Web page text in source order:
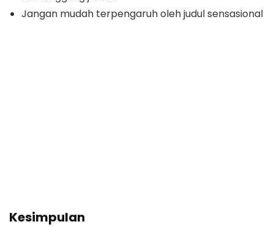
Jangan mudah terpengaruh oleh judul sensasional
Kesimpulan